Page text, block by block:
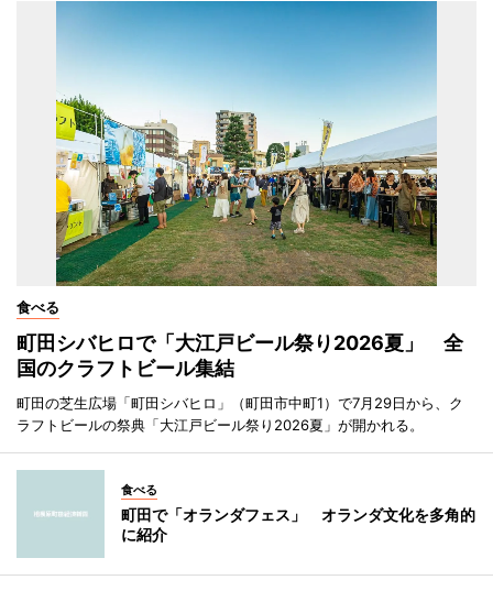
食べる
町田シバヒロで「大江戸ビール祭り2026夏」 全
国のクラフトビール集結
町田の芝生広場「町田シバヒロ」（町田市中町1）で7月29日から、ク
ラフトビールの祭典「大江戸ビール祭り2026夏」が開かれる。
食べる
町田で「オランダフェス」 オランダ文化を多角的
に紹介